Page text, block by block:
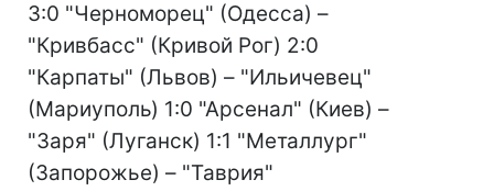
3:0 "Черноморец" (Одесса) –
"Кривбасс" (Кривой Рог) 2:0
"Карпаты" (Львов) – "Ильичевец"
(Мариуполь) 1:0 "Арсенал" (Киев) –
"Заря" (Луганск) 1:1 "Металлург"
(Запорожье) – "Таврия"